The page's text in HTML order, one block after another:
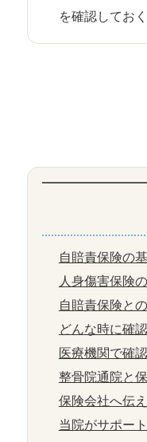
を確認してお
自賠責保険の
人身傷害保険
自賠責保険と
どんな時に確
医療機関で確
整骨院通院と
保険会社へ伝
当院がサポー